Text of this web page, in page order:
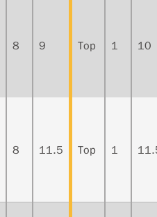
8 9 Top 1 10
8 11.5 Top 1